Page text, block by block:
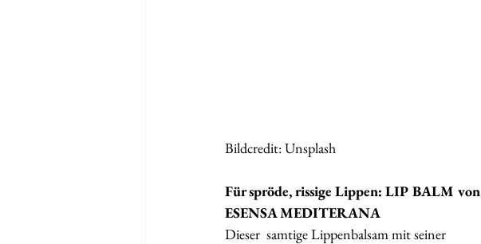
Bildcredit: Unsplash
Für spröde, rissige Lippen: LIP BALM von
ESENSA MEDITERANA
Dieser  samtige Lippenbalsam mit seiner